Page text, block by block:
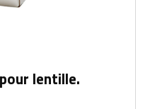
lentille.